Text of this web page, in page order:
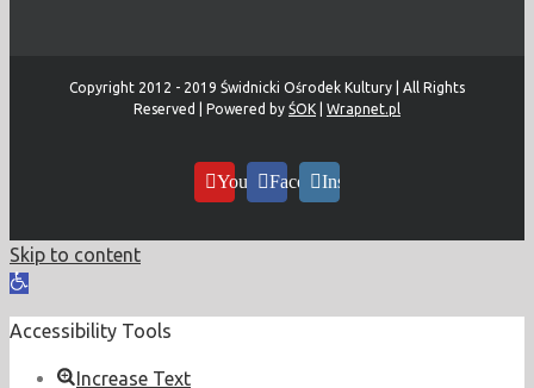
Copyright 2012 - 2019 Świdnicki Ośrodek Kultury | All Rights
Reserved | Powered by ŚOK Wrapnet.pl
YouTubeFacebookInstagram
Skip to content
Open
Accessibility Tools
Increase Text